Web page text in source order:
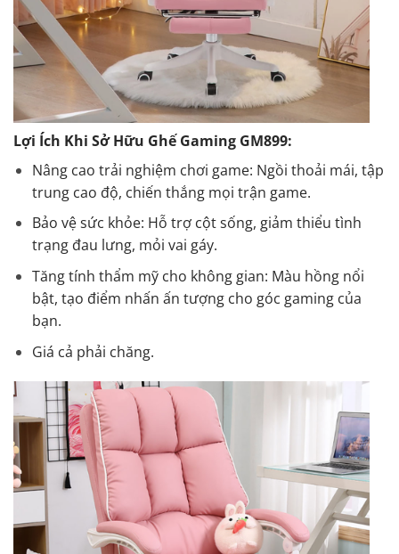
Lợi Ích Khi Sở Hữu Ghế Gaming GM899:
Nâng cao trải nghiệm chơi game: Ngồi thoải mái, tập
trung cao độ, chiến thắng mọi trận game.
Bảo vệ sức khỏe: Hỗ trợ cột sống, giảm thiểu tình
trạng đau lưng, mỏi vai gáy.
Tăng tính thẩm mỹ cho không gian: Màu hồng nổi
bật, tạo điểm nhấn ấn tượng cho góc gaming của
bạn.
Giá cả phải chăng.